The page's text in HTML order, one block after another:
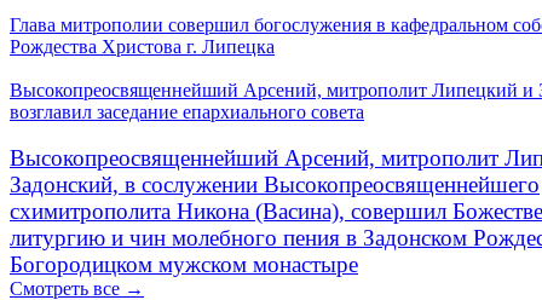
Глава митрополии совершил богослужения в кафедральном
Рождества Христова г. Липецка
Высокопреосвященнейший Арсений, митрополит Липецкий и
возглавил заседание епархиального совета
Высокопреосвященнейший Арсений, митрополит
Задонский, в сослужении Высокопреосвященнейшего
схимитрополита Никона (Васина), совершил
литургию и чин молебного пения в Задонском
Богородицком мужском монастыре
Смотреть все →